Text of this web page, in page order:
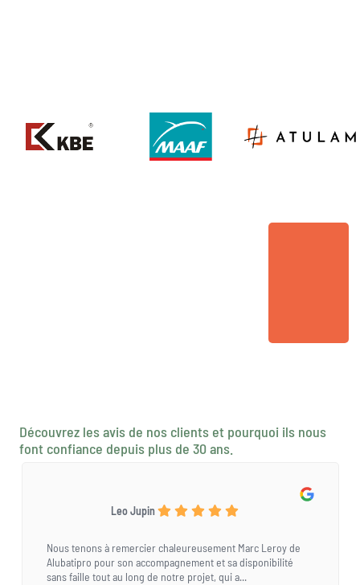
Découvrez les avis de nos clients et pourquoi ils nous
font confiance depuis plus de 30 ans.
Leo Jupin
Nous tenons à remercier chaleureusement Marc Leroy de
Alubatipro pour son accompagnement et sa disponibilité
sans faille tout au long de notre projet, qui a...